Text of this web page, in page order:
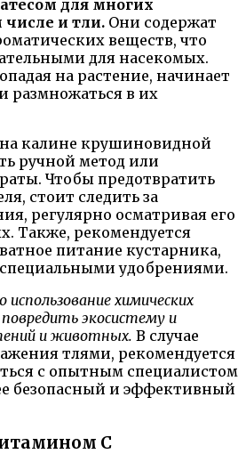
для многих
числе и тли. Они содержат
веществ, что
для насекомых.
на растение, начинает
размножаться в их
калине крушиновидной
ручной метод или
Чтобы предотвратить
стоит следить за
регулярно осматривая его
Также, рекомендуется
питание кустарника,
удобрениями.
химических
экосистему и
и животных. В случае
тлями, рекомендуется
с опытным специалистом
безопасный и эффективный
С